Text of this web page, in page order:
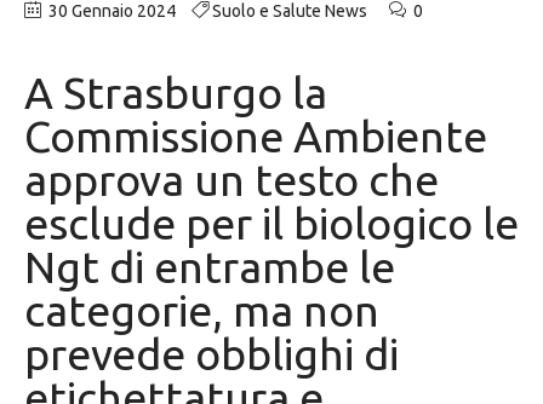
30 Gennaio 2024 Suolo e Salute News 0
A Strasburgo la
Commissione Ambiente
approva un testo che
esclude per il biologico le
Ngt di entrambe le
categorie, ma non
prevede obblighi di